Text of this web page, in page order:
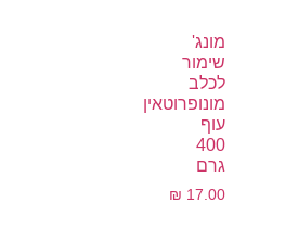
מונג'
שימור
לכלב
מונופרוטאין
עוף
400
גרם
₪ 17.00